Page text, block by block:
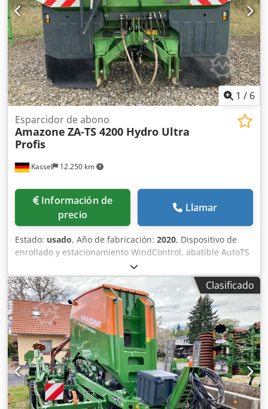
1 / 6
Kassel 12.250 km
Esparcidor de abono
Amazone ZA-TS 4200 Hydro Ultra
Profis
Información de
precio
Llamar
Estado: usado, Año de fabricación: 2020, Dispositivo de
enrollado y estacionamiento WindControl, abatible AutoTS
en ambos lados / Barrera de protección de tubos en L
Sensor de inclinación para sistema de pesaje FlowCheck
Alfombrillas EasyCheck, 16 unidades / pieza Guardabarros
en L y escaleras Iluminación LED Lona enrollable de
cobertura L / Juego de palas esparcidoras TS Dedpferxr
Uyox Aigock
Clasificado